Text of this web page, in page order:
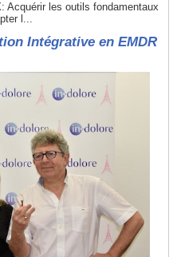
Acquérir les outils fondamentaux
l...
Intégrative en EMDR